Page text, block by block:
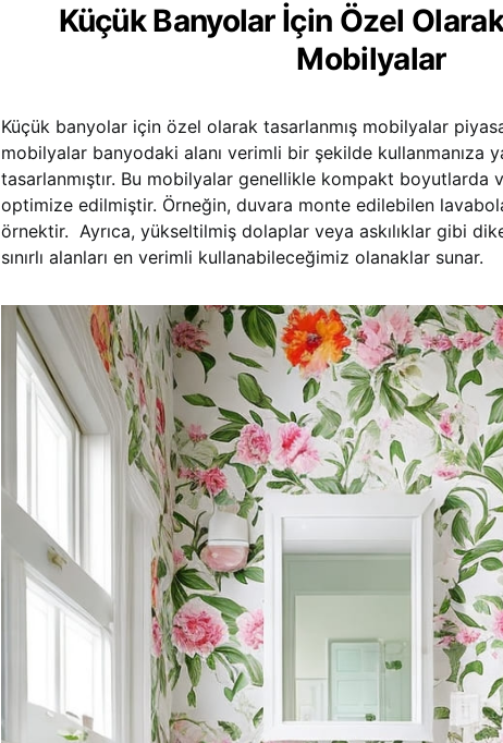
Küçük Banyolar İçin Özel
Mobilyalar
Küçük banyolar için özel olarak tasarlanmış mobilyalar
mobilyalar banyodaki alanı verimli bir şekilde kullanmanıza
tasarlanmıştır. Bu mobilyalar genellikle kompakt boyutlarda
optimize edilmiştir. Örneğin, duvara monte edilebilen
örnektir. Ayrıca, yükseltilmiş dolaplar veya askılıklar gibi
sınırlı alanları en verimli kullanabileceğimiz olanaklar sunar.